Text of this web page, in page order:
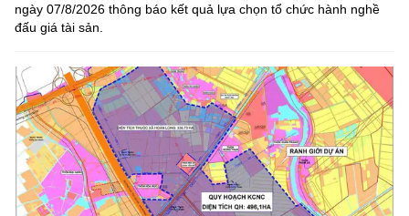
ngày 07/8/2026 thông báo kết quả lựa chọn tổ chức hành nghề
đấu giá tài sản.